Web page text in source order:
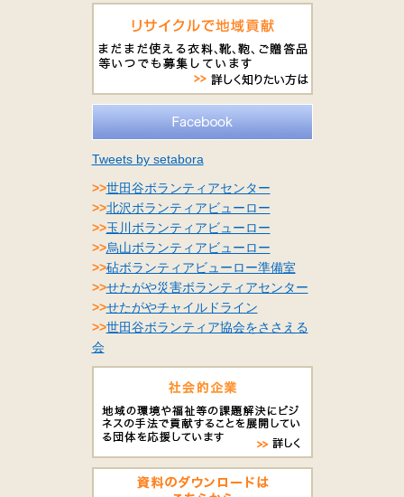
Tweets by setabora
>>世田谷ボランティアセンター
>>北沢ボランティアビューロー
>>玉川ボランティアビューロー
>>烏山ボランティアビューロー
>>砧ボランティアビューロー準備室
>>せたがや災害ボランティアセンター
>>せたがやチャイルドライン
>>世田谷ボランティア協会をささえる
会